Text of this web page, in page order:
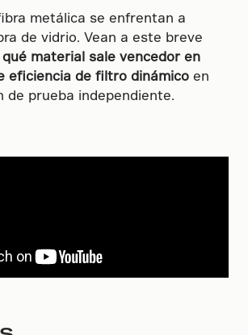
metálica se enfrentan a
de vidrio. Vean a este breve
material sale vencedor en
eficiencia de filtro dinámico en
de prueba independiente.